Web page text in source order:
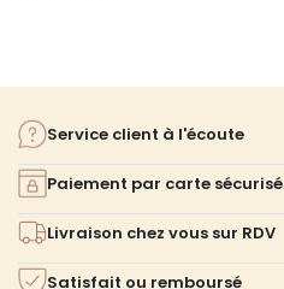
Service client à l'écoute
Paiement par carte sécurisé
Livraison chez vous sur RDV
Satisfait ou remboursé